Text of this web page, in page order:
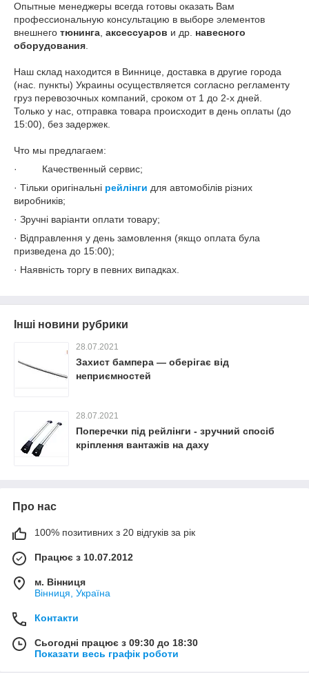
Опытные менеджеры всегда готовы оказать Вам
профессиональную консультацию в выборе элементов
внешнего тюнинга аксессуаров и др. навесного
оборудования
Наш склад находится в Виннице, доставка в другие города
(нас. пункты) Украины осуществляется согласно регламенту
груз перевозочных компаний, сроком от 1 до 2-х дней.
Только у нас, отправка товара происходит в день оплаты (до
15:00), без задержек.
Что мы предлагаем:
· Качественный сервис;
· Тільки оригінальні рейлінги для автомобілів різних
виробників;
· Зручні варіанти оплати товару;
· Відправлення у день замовлення (якщо оплата була
призведена до 15:00);
· Наявність торгу в певних випадках.
Інші новини рубрики
28.07.2021
Захист бампера — оберігає від
неприємностей
28.07.2021
Поперечки під рейлінги - зручний спосіб
кріплення вантажів на даху
Про нас
100% позитивних з 20 відгуків за рік
Працює з 10.07.2012
м. Вінниця
Вінниця, Україна
Контакти
Сьогодні працює з 09:30 до 18:30
Показати весь графік роботи